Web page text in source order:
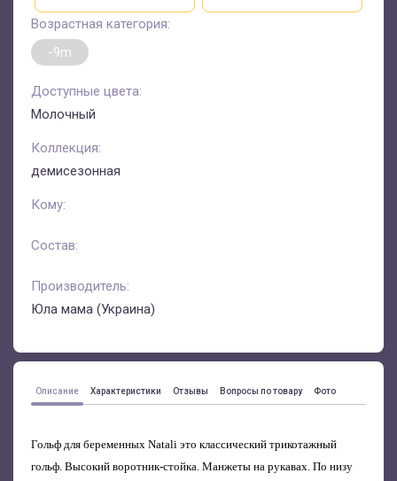
Возрастная категория:
-9m
Доступные цвета:
Молочный
Коллекция:
демисезонная
Кому:
Состав:
Производитель:
Юла мама (Украина)
Описание Характеристики Отзывы Вопросы по товару Фото
Гольф для беременных Natali это классический трикотажный
гольф. Высокий воротник-стойка. Манжеты на рукавах. По низу